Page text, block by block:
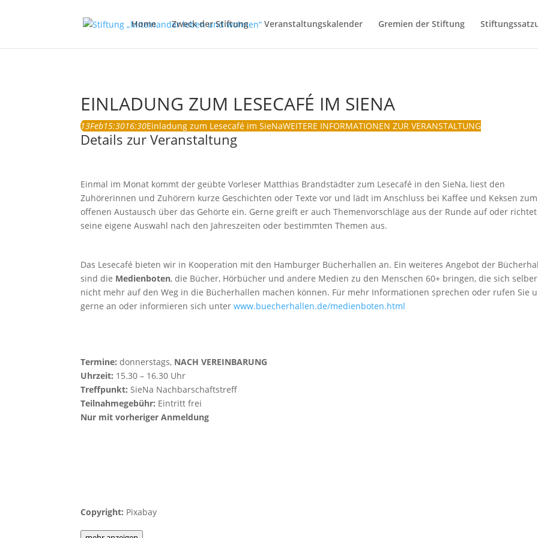
Home Zweck der Stiftung Veranstaltungskalender Gremien der Stiftung
EINLADUNG ZUM LESECAFÉ IM SIENA
13Feb15:3016:30Einladung zum Lesecafé im SieNaWEITERE INFORMATIONEN ZUR VERANSTALTUNG
Details zur Veranstaltung
Einmal im Monat kommt der geübte Vorleser Matthias Brandstädter zum Lesecafé in den SieNa, liest den
Zuhörerinnen und Zuhörern kurze Geschichten oder Texte vor und lädt im Anschluss bei Kaffee und Keksen zum
offenen Austausch über das Gehörte ein. Gerne greift er auch Themenvorschläge aus der Runde auf oder richtet
seine eigene Auswahl nach den Jahreszeiten oder bestimmten Themen aus.
Das Lesecafé bieten wir in Kooperation mit den Hamburger Bücherhallen an. Ein weiteres Angebot der
sind die Medienboten, die Bücher, Hörbücher und andere Medien zu den Menschen 60+ bringen, die sich selber
nicht mehr auf den Weg in die Bücherhallen machen können. Für mehr Informationen sprechen oder rufen Sie
gerne an oder informieren sich unterwww.buecherhallen.de/medienboten.html
Termine: donnerstags, NACH VEREINBARUNG
Uhrzeit: 15.30 – 16.30 Uhr
Treffpunkt: SieNa Nachbarschaftstreff
Teilnahmegebühr: Eintritt frei
Nur mit vorheriger Anmeldung
Copyright: Pixabay